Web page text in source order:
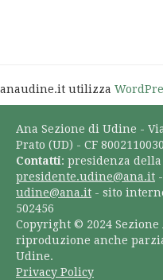
anaudine.it utilizza
Ana Sezione di Udine -
Prato (UD) - CF
Contatti: presidenza della
presidente.udine@ana.it
udine@ana.it - sito
502456
Copyright © 2024
riproduzione anche
Udine.
Privacy Policy